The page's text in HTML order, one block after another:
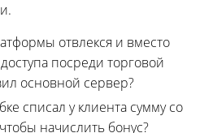
отвлекся и вместо
посреди торговой
основной сервер?
списал у клиента сумму со
начислить бонус?